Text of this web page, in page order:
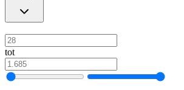
tot